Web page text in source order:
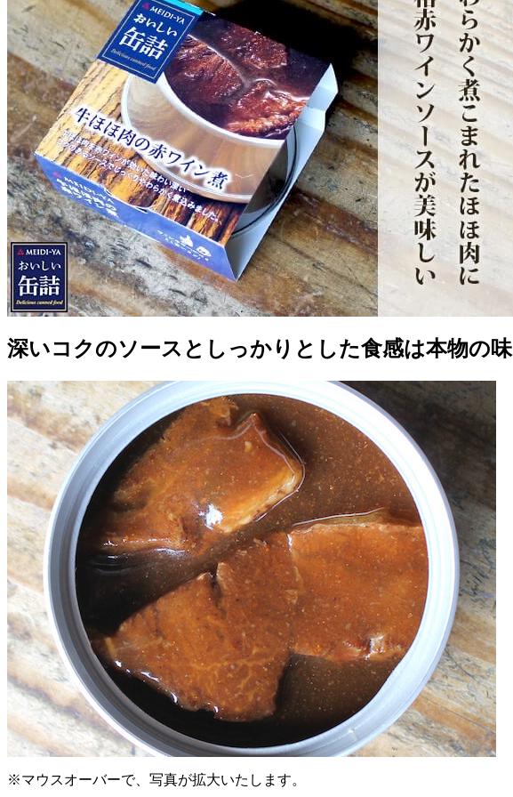
深いコクのソースとしっかりとした食感は本物の味
※マウスオーバーで、写真が拡大いたします。